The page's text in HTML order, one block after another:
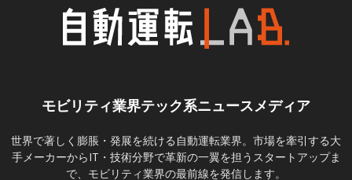
モビリティ業界テック系ニュースメディア
世界で著しく膨脹・発展を続ける自動運転業界。市場を牽引する大
手メーカーからIT・技術分野で革新の一翼を担うスタートアップま
で、モビリティ業界の最前線を発信します。